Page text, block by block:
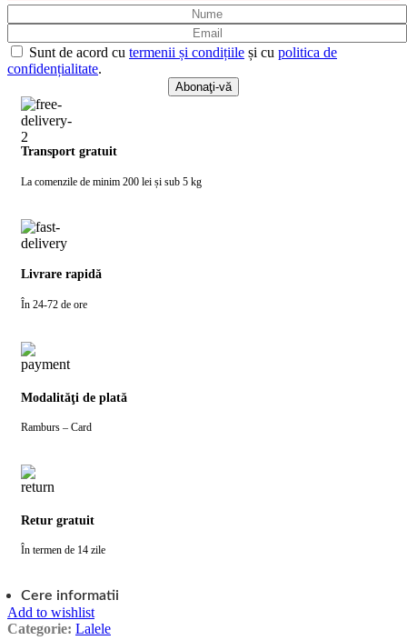
Sunt de acord cu termenii și condițiile și cu politica de
confidențialitate.
Transport gratuit
La comenzile de minim 200 lei și sub 5 kg
Livrare rapidă
În 24-72 de ore
Modalităţi de plată
Ramburs – Card
Retur gratuit
În termen de 14 zile
Cere informatii
Add to wishlist
Categorie: Lalele